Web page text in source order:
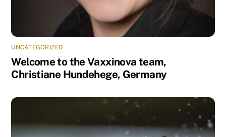
UNCATEGORIZED
Welcome to the Vaxxinova team,
Christiane Hundehege, Germany